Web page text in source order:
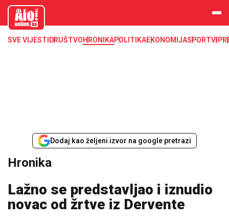
aloonline.b
SVE VIJESTI DRUŠTVOHRONIKAPOLITIKAEKONOMIJASPORTVIP
Dodaj kao željeni izvor na google pretrazi
Hronika
Lažno se predstavljao i iznudio
novac od žrtve iz Dervente